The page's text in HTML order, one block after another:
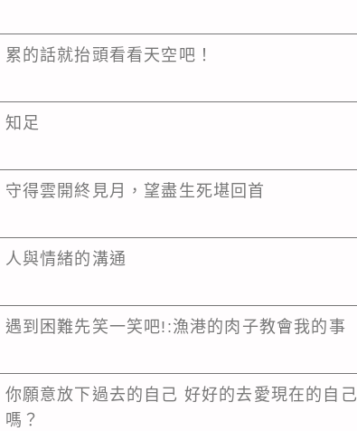
累的話就抬頭看看天空吧！
知足
守得雲開終見月，望盡生死堪回首
人與情緒的溝通
遇到困難先笑一笑吧!:漁港的肉子教會我的事
你願意放下過去的自己 好好的去愛現在的自己
嗎？